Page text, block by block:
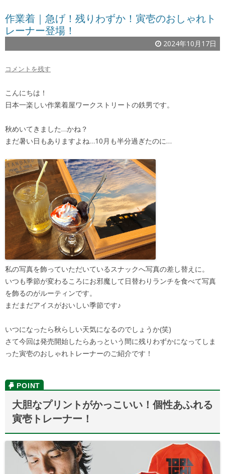
作業着｜急げ！残りわずか！寅壱のおしゃれト
レーナー登場！
2024年10月17日
コメントを残す
こんにちは！
日本一楽しい作業着屋ワークストリートの鉄男です。
秋めいてきました…かね？
まだ暑い日もありますよね…10月も半分過ぎたのに…
私の写真を飾っていただいているスナックへ写真の差し替えに。
いつも季節が変わるころにお邪魔して日替わりランチを食べて写真
を飾るのがルーティンです。
まだまだアイスがおいしい季節です♪
いつになったら秋らしい天気になるのでしょうか(笑)
さて今回は発売開始したらあっという間に残りわずかになってしま
った寅壱のおしゃれトレーナーのご紹介です！
大胆なプリントがかっこいい！個性あふれる
寅壱トレーナー！